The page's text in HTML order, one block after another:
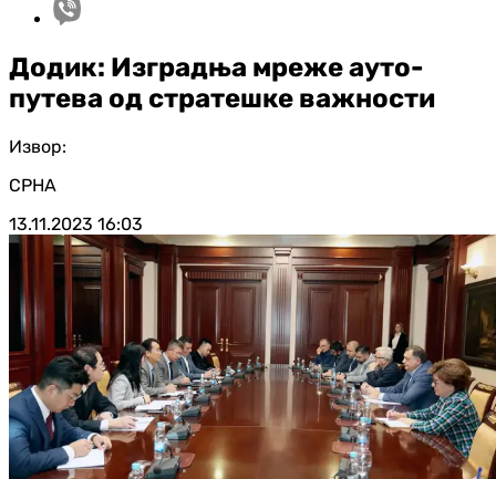
Додик: Изградња мреже ауто-
путева од стратешке важности
Извор:
СРНА
13.11.2023 16:03